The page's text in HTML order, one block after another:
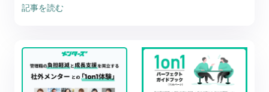
記事を読む